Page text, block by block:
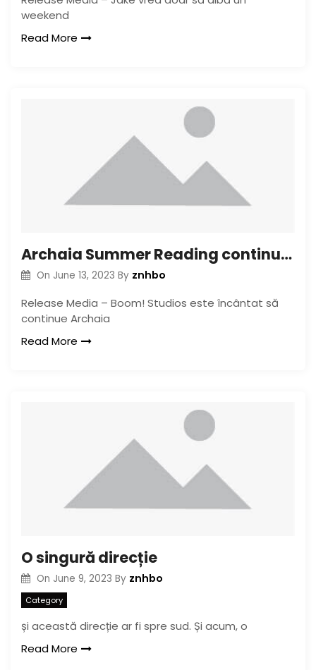
weekend
Read More
Archaia Summer Reading continuă cu o privire la Persefone
On June 13, 2023 By znhbo
Release Media – Boom! Studios este încântat să
continue Archaia
Read More
O singură direcție
On June 9, 2023 By znhbo
Category
și această direcție ar fi spre sud. Și acum, o
Read More